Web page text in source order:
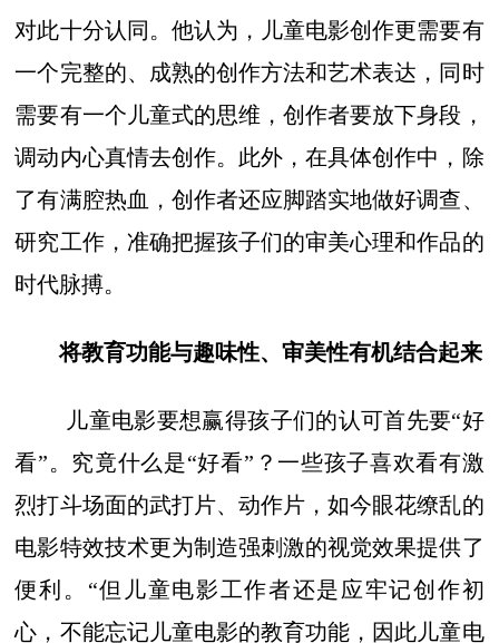
对此十分认同。他认为，儿童电影创作更需要有
一个完整的、成熟的创作方法和艺术表达，同时
需要有一个儿童式的思维，创作者要放下身段，
调动内心真情去创作。此外，在具体创作中，除
了有满腔热血，创作者还应脚踏实地做好调查、
研究工作，准确把握孩子们的审美心理和作品的
时代脉搏。
将教育功能与趣味性、审美性有机结合起来
儿童电影要想赢得孩子们的认可首先要“好
看”。究竟什么是“好看”？一些孩子喜欢看有激
烈打斗场面的武打片、动作片，如今眼花缭乱的
电影特效技术更为制造强刺激的视觉效果提供了
便利。“但儿童电影工作者还是应牢记创作初
心，不能忘记儿童电影的教育功能，因此儿童电